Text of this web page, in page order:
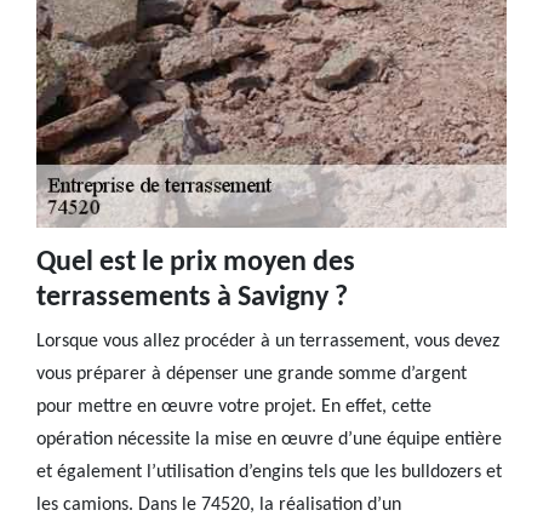
Quel est le prix moyen des
terrassements à Savigny ?
Lorsque vous allez procéder à un terrassement, vous devez
vous préparer à dépenser une grande somme d’argent
pour mettre en œuvre votre projet. En effet, cette
opération nécessite la mise en œuvre d’une équipe entière
et également l’utilisation d’engins tels que les bulldozers et
les camions. Dans le 74520, la réalisation d’un